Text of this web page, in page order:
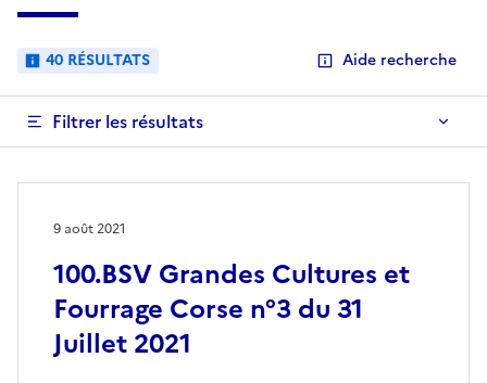
40 RÉSULTATS Aide recherche
Filtrer les résultats
100.BSV Grandes Cultures et
Fourrage Corse n°3 du 31
Juillet 2021
9 août 2021